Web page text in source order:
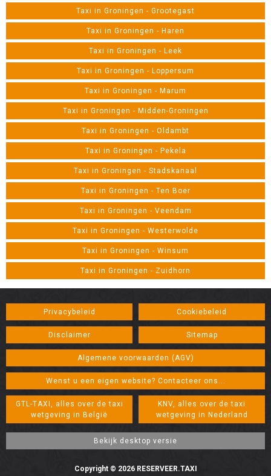
Taxi in Groningen - Grootegast
Taxi in Groningen - Haren
Taxi in Groningen - Leek
Taxi in Groningen - Loppersum
Taxi in Groningen - Marum
Taxi in Groningen - Midden-Groningen
Taxi in Groningen - Oldambt
Taxi in Groningen - Pekela
Taxi in Groningen - Stadskanaal
Taxi in Groningen - Ten Boer
Taxi in Groningen - Veendam
Taxi in Groningen - Westerwolde
Taxi in Groningen - Winsum
Taxi in Groningen - Zuidhorn
Privacybeleid Cookiebeleid
Disclaimer Sitemap
Algemene voorwaarden (AGV)
Wenst u een eigen website? Contacteer ons...
GTL-TAXI, alles over de taxi
wetgeving in België
KNV, alles over de taxi
wetgeving in Nederland
Copyright © 2026 RESERVEER.TAXI